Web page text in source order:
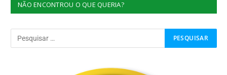
NÃO ENCONTROU O QUE QUERIA?